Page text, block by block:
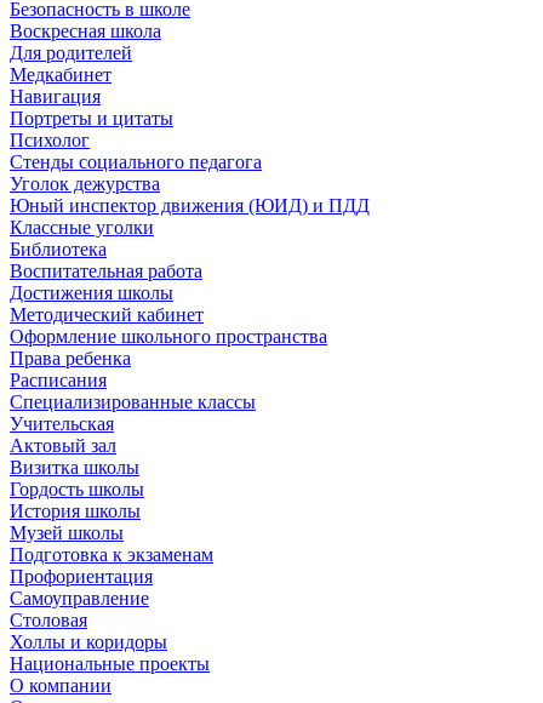
Безопасность в школе
Воскресная школа
Для родителей
Медкабинет
Навигация
Портреты и цитаты
Психолог
Стенды социального педагога
Уголок дежурства
Юный инспектор движения (ЮИД) и ПДД
Классные уголки
Библиотека
Воспитательная работа
Достижения школы
Методический кабинет
Оформление школьного пространства
Права ребенка
Расписания
Специализированные классы
Учительская
Актовый зал
Визитка школы
Гордость школы
История школы
Музей школы
Подготовка к экзаменам
Профориентация
Самоуправление
Столовая
Холлы и коридоры
Национальные проекты
О компании